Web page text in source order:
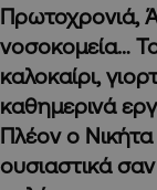
Πρωτοχρονιά,
νοσοκομεία…
καλοκαίρι,
καθημερινά
Πλέον ο Νικήτα
ουσιαστικά